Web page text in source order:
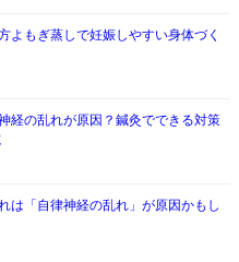
よもぎ蒸しで妊娠しやすい身体づく
経の乱れが原因？鍼灸でできる対策
は「自律神経の乱れ」が原因かもし